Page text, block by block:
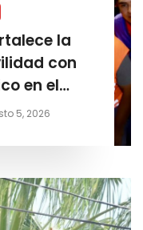
la
con
en el
5, 2026